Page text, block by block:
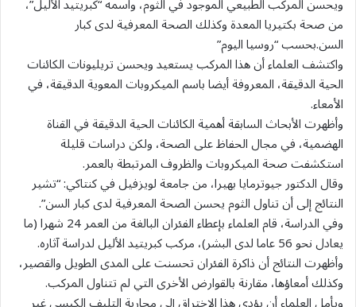
من صحة بكتيريا المعدة وكذلك الصحة المعرفية لدى كبار
السن.بحسب “روسيا اليوم”
واكتشف العلماء أن هذا المركب يستعيد ويحسن تريليونات الكائنات
الحية الدقيقة، المعروفة أيضا باسم الميكروبات المعوية الدقيقة، في
الأمعاء.
وأظهرت الأبحاث السابقة أهمية الكائنات الحية الدقيقة في القناة
الهضمية، في مجال الحفاظ على الصحة، ولكن دراسات قليلة
استكشفت صحة الميكروبات والظروف المرتبطة بالعمر.
وقال الدكتور جيوترمايا بهيرا، من جامعة لويزفيل في كنتاكي: “تشير
النتائج إلى أن تناول الثوم يحسن الصحة المعرفية لدى كبار السن”.
وفي الدراسة، قام العلماء بإعطاء الفئران البالغة من العمر 24 شهرا (ما
يعادل نحو 56 عاما لدى البشر)، مركب كبريتيد الأليل لدراسة آثاره.
وأظهرت النتائج أن ذاكرة الفئران تحسنت على المدى الطويل والقصير،
وكذلك أمعاؤها، مقارنة بالقوارض الأخرى التي لم تتناول المركب.